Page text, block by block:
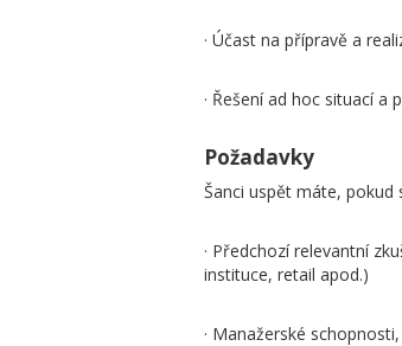
· Účast na přípravě a
· Řešení ad hoc situací a
Požadavky
Šanci uspět máte, pokud
· Předchozí relevantní
instituce, retail apod.)
· Manažerské